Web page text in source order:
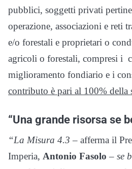
pubblici, soggetti privati
operazione, associazioni e reti
e/o forestali e proprietari o
agricoli o forestali, compresi i
miglioramento fondiario e i
contributo è pari al 100% della
“Una grande risorsa se
“La Misura 4.3 – afferma il
Imperia, Antonio Fasolo – se